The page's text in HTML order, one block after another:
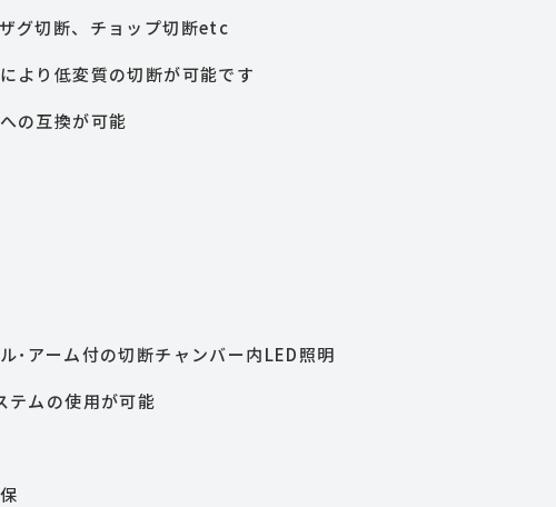
グ切断、チョップ切断etc
より低変質の切断が可能です
の互換が可能
・・
断チャンバー内LED照明
ムの使用が可能
保